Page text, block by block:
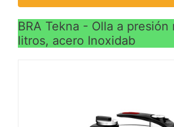
BRA Tekna - Olla a presión
litros, acero Inoxidab